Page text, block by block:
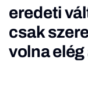
eredeti
csak
volna